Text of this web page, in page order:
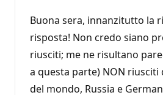
Buona sera, innanzitutto la
risposta! Non credo siano
riusciti; me ne risultano
a questa parte) NON riusciti
del mondo, Russia e